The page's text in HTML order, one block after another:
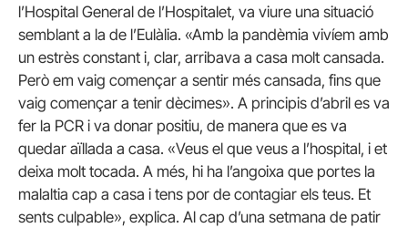
l’Hospital General de l’Hospitalet, va viure una situació
semblant a la de l’Eulàlia. «Amb la pandèmia vivíem amb
un estrès constant i, clar, arribava a casa molt cansada.
Però em vaig començar a sentir més cansada, fins que
vaig començar a tenir dècimes». A principis d’abril es va
fer la PCR i va donar positiu, de manera que es va
quedar aïllada a casa. «Veus el que veus a l’hospital, i et
deixa molt tocada. A més, hi ha l’angoixa que portes la
malaltia cap a casa i tens por de contagiar els teus. Et
sents culpable», explica. Al cap d’una setmana de patir